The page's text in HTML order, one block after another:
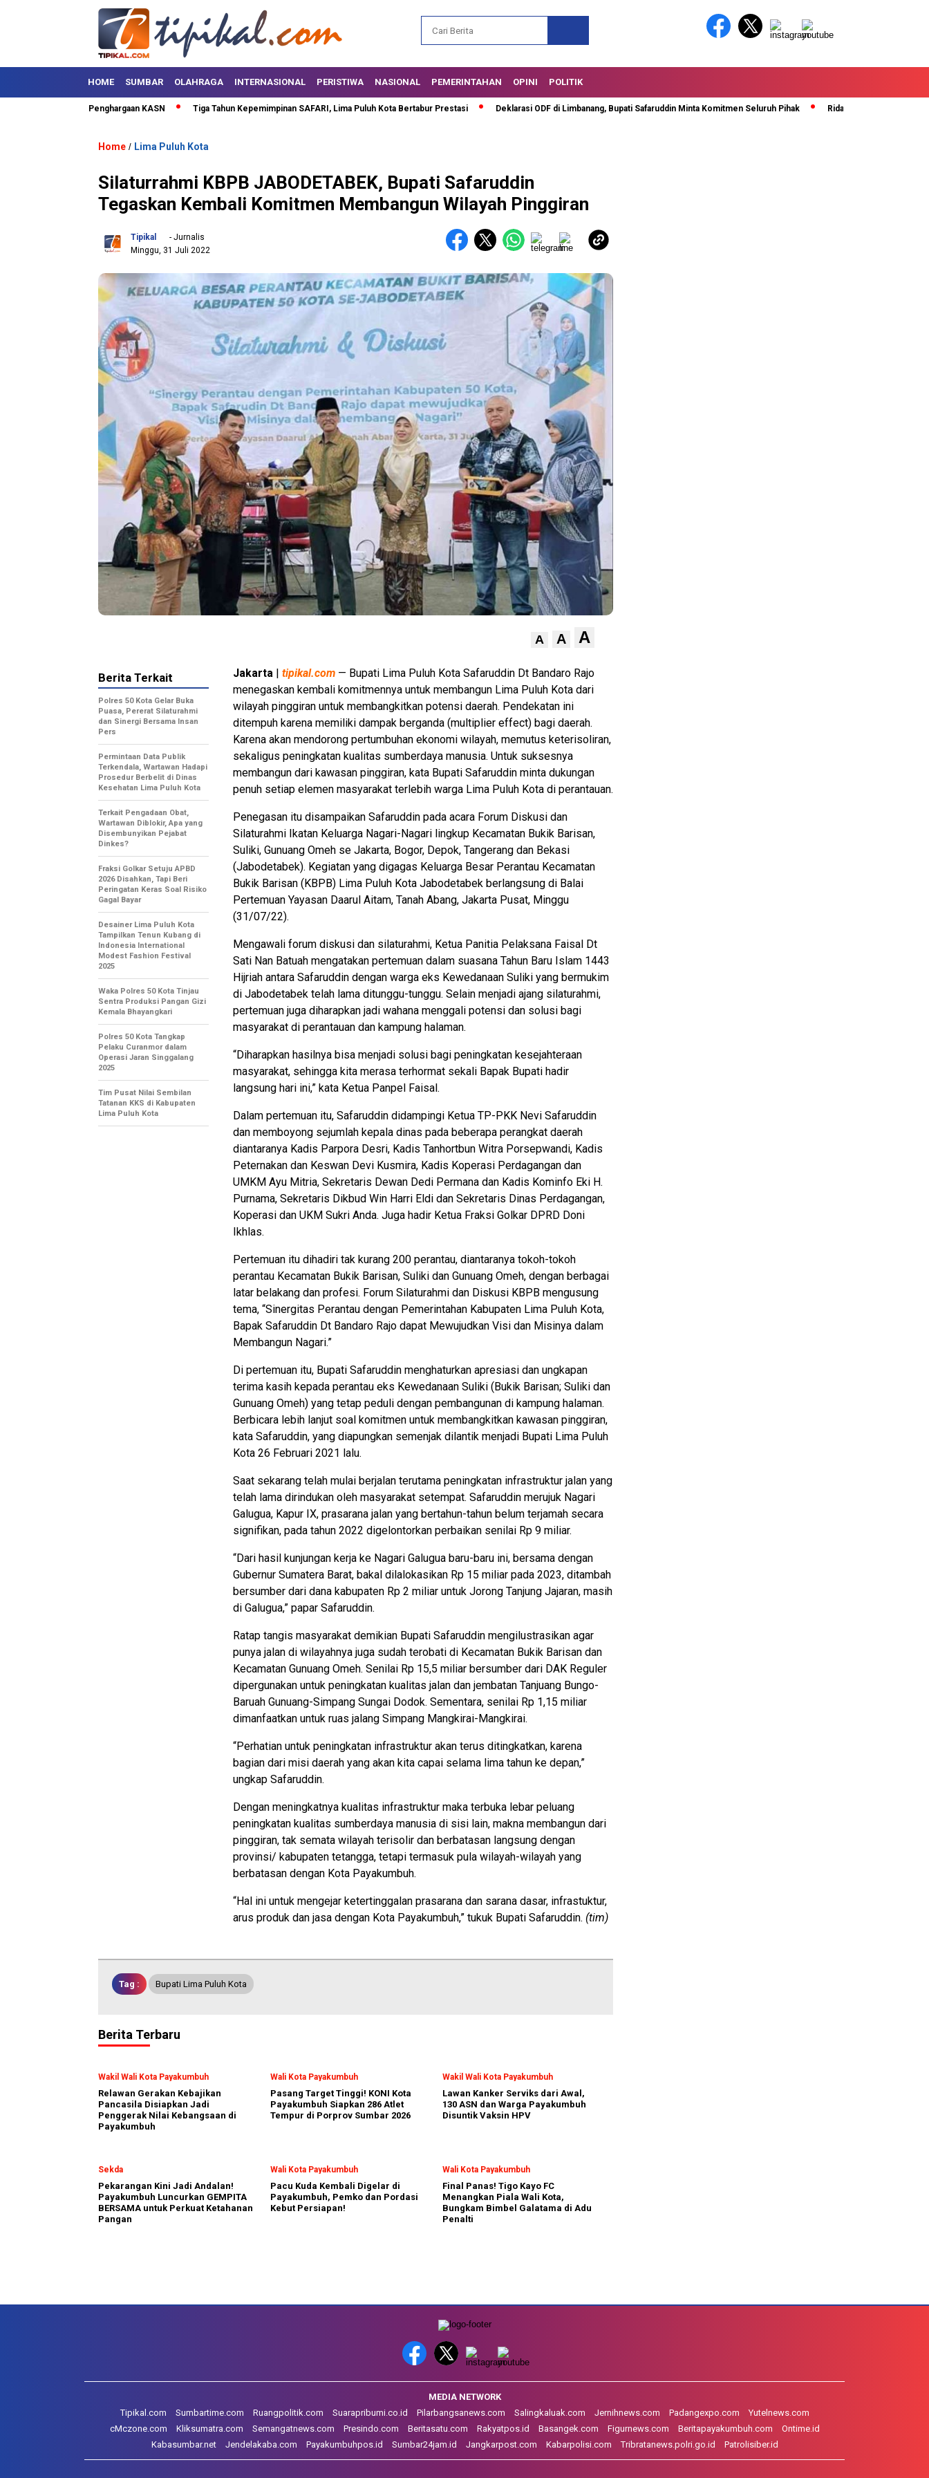
HOME SUMBAR OLAHRAGA INTERNASIONAL PERISTIWA NASIONAL PEMERINTAHAN OPINI POLITIK
Terima Penghargaan KASN Tiga Tahun Kepemimpinan SAFARI, Lima Puluh Kota Bertabur Prestasi Deklarasi ODF di Limbanang, Bupati Safaruddin Minta Komitmen Seluruh Pihak Rida Ananda Di Kukuhkan
Home / Lima Puluh Kota
Silaturrahmi KBPB JABODETABEK, Bupati Safaruddin
Tegaskan Kembali Komitmen Membangun Wilayah Pinggiran
Tipikal
- Jurnalis
Minggu, 31 Juli 2022
A A A
Jakarta tipikal.com — Bupati Lima Puluh Kota Safaruddin Dt Bandaro Rajo
menegaskan kembali komitmennya untuk membangun Lima Puluh Kota dari
wilayah pinggiran untuk membangkitkan potensi daerah. Pendekatan ini
ditempuh karena memiliki dampak berganda (multiplier effect) bagi daerah.
Karena akan mendorong pertumbuhan ekonomi wilayah, memutus keterisoliran,
sekaligus peningkatan kualitas sumberdaya manusia. Untuk suksesnya
membangun dari kawasan pinggiran, kata Bupati Safaruddin minta dukungan
penuh setiap elemen masyarakat terlebih warga Lima Puluh Kota di perantauan.
Penegasan itu disampaikan Safaruddin pada acara Forum Diskusi dan
Silaturahmi Ikatan Keluarga Nagari-Nagari lingkup Kecamatan Bukik Barisan,
Suliki, Gunuang Omeh se Jakarta, Bogor, Depok, Tangerang dan Bekasi
(Jabodetabek). Kegiatan yang digagas Keluarga Besar Perantau Kecamatan
Bukik Barisan (KBPB) Lima Puluh Kota Jabodetabek berlangsung di Balai
Pertemuan Yayasan Daarul Aitam, Tanah Abang, Jakarta Pusat, Minggu
(31/07/22).
Mengawali forum diskusi dan silaturahmi, Ketua Panitia Pelaksana Faisal Dt
Sati Nan Batuah mengatakan pertemuan dalam suasana Tahun Baru Islam 1443
Hijriah antara Safaruddin dengan warga eks Kewedanaan Suliki yang bermukim
di Jabodetabek telah lama ditunggu-tunggu. Selain menjadi ajang silaturahmi,
pertemuan juga diharapkan jadi wahana menggali potensi dan solusi bagi
masyarakat di perantauan dan kampung halaman.
“Diharapkan hasilnya bisa menjadi solusi bagi peningkatan kesejahteraan
masyarakat, sehingga kita merasa terhormat sekali Bapak Bupati hadir
langsung hari ini,” kata Ketua Panpel Faisal.
Dalam pertemuan itu, Safaruddin didampingi Ketua TP-PKK Nevi Safaruddin
dan memboyong sejumlah kepala dinas pada beberapa perangkat daerah
diantaranya Kadis Parpora Desri, Kadis Tanhortbun Witra Porsepwandi, Kadis
Peternakan dan Keswan Devi Kusmira, Kadis Koperasi Perdagangan dan
UMKM Ayu Mitria, Sekretaris Dewan Dedi Permana dan Kadis Kominfo Eki H.
Purnama, Sekretaris Dikbud Win Harri Eldi dan Sekretaris Dinas Perdagangan,
Koperasi dan UKM Sukri Anda. Juga hadir Ketua Fraksi Golkar DPRD Doni
Ikhlas.
Pertemuan itu dihadiri tak kurang 200 perantau, diantaranya tokoh-tokoh
perantau Kecamatan Bukik Barisan, Suliki dan Gunuang Omeh, dengan berbagai
latar belakang dan profesi. Forum Silaturahmi dan Diskusi KBPB mengusung
tema, “Sinergitas Perantau dengan Pemerintahan Kabupaten Lima Puluh Kota,
Bapak Safaruddin Dt Bandaro Rajo dapat Mewujudkan Visi dan Misinya dalam
Membangun Nagari.”
Di pertemuan itu, Bupati Safaruddin menghaturkan apresiasi dan ungkapan
terima kasih kepada perantau eks Kewedanaan Suliki (Bukik Barisan; Suliki dan
Gunuang Omeh) yang tetap peduli dengan pembangunan di kampung halaman.
Berbicara lebih lanjut soal komitmen untuk membangkitkan kawasan pinggiran,
kata Safaruddin, yang diapungkan semenjak dilantik menjadi Bupati Lima Puluh
Kota 26 Februari 2021 lalu.
Saat sekarang telah mulai berjalan terutama peningkatan infrastruktur jalan yang
telah lama dirindukan oleh masyarakat setempat. Safaruddin merujuk Nagari
Galugua, Kapur IX, prasarana jalan yang bertahun-tahun belum terjamah secara
signifikan, pada tahun 2022 digelontorkan perbaikan senilai Rp 9 miliar.
“Dari hasil kunjungan kerja ke Nagari Galugua baru-baru ini, bersama dengan
Gubernur Sumatera Barat, bakal dilalokasikan Rp 15 miliar pada 2023, ditambah
bersumber dari dana kabupaten Rp 2 miliar untuk Jorong Tanjung Jajaran, masih
di Galugua,” papar Safaruddin.
Ratap tangis masyarakat demikian Bupati Safaruddin mengilustrasikan agar
punya jalan di wilayahnya juga sudah terobati di Kecamatan Bukik Barisan dan
Kecamatan Gunuang Omeh. Senilai Rp 15,5 miliar bersumber dari DAK Reguler
dipergunakan untuk peningkatan kualitas jalan dan jembatan Tanjuang Bungo-
Baruah Gunuang-Simpang Sungai Dodok. Sementara, senilai Rp 1,15 miliar
dimanfaatkan untuk ruas jalang Simpang Mangkirai-Mangkirai.
“Perhatian untuk peningkatan infrastruktur akan terus ditingkatkan, karena
bagian dari misi daerah yang akan kita capai selama lima tahun ke depan,”
ungkap Safaruddin.
Dengan meningkatnya kualitas infrastruktur maka terbuka lebar peluang
peningkatan kualitas sumberdaya manusia di sisi lain, makna membangun dari
pinggiran, tak semata wilayah terisolir dan berbatasan langsung dengan
provinsi/ kabupaten tetangga, tetapi termasuk pula wilayah-wilayah yang
berbatasan dengan Kota Payakumbuh.
“Hal ini untuk mengejar ketertinggalan prasarana dan sarana dasar, infrastuktur,
arus produk dan jasa dengan Kota Payakumbuh,” tukuk Bupati Safaruddin. (tim)
Berita Terkait
Polres 50 Kota Gelar Buka
Puasa, Pererat Silaturahmi
dan Sinergi Bersama Insan
Pers
Permintaan Data Publik
Terkendala, Wartawan Hadapi
Prosedur Berbelit di Dinas
Kesehatan Lima Puluh Kota
Terkait Pengadaan Obat,
Wartawan Diblokir, Apa yang
Disembunyikan Pejabat
Dinkes?
Fraksi Golkar Setuju APBD
2026 Disahkan, Tapi Beri
Peringatan Keras Soal Risiko
Gagal Bayar
Desainer Lima Puluh Kota
Tampilkan Tenun Kubang di
Indonesia International
Modest Fashion Festival
2025
Waka Polres 50 Kota Tinjau
Sentra Produksi Pangan Gizi
Kemala Bhayangkari
Polres 50 Kota Tangkap
Pelaku Curanmor dalam
Operasi Jaran Singgalang
2025
Tim Pusat Nilai Sembilan
Tatanan KKS di Kabupaten
Lima Puluh Kota
Tag : Bupati Lima Puluh Kota
Berita Terbaru
Wakil Wali Kota Payakumbuh
Relawan Gerakan Kebajikan
Pancasila Disiapkan Jadi
Penggerak Nilai Kebangsaan di
Payakumbuh
Wali Kota Payakumbuh
Pasang Target Tinggi! KONI Kota
Payakumbuh Siapkan 286 Atlet
Tempur di Porprov Sumbar 2026
Wakil Wali Kota Payakumbuh
Lawan Kanker Serviks dari Awal,
130 ASN dan Warga Payakumbuh
Disuntik Vaksin HPV
Sekda
Pekarangan Kini Jadi Andalan!
Payakumbuh Luncurkan GEMPITA
BERSAMA untuk Perkuat Ketahanan
Pangan
Wali Kota Payakumbuh
Pacu Kuda Kembali Digelar di
Payakumbuh, Pemko dan Pordasi
Kebut Persiapan!
Wali Kota Payakumbuh
Final Panas! Tigo Kayo FC
Menangkan Piala Wali Kota,
Bungkam Bimbel Galatama di Adu
Penalti
MEDIA NETWORK
Tipikal.com
Sumbartime.com Ruangpolitik.com Suarapribumi.co.id Pilarbangsanews.com Salingkaluak.com Jernihnews.com Padangexpo.com
Yutelnews.com
cMczone.com
Kliksumatra.com Semangatnews.com Presindo.com Beritasatu.com Rakyatpos.id Basangek.com Figurnews.com Beritapayakumbuh.com
Ontime.id
Kabasumbar.net
Jendelakaba.com Payakumbuhpos.id Sumbar24jam.id Jangkarpost.com Kabarpolisi.com Tribratanews.polri.go.id Patrolisiber.id